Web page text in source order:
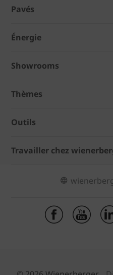
Pavés
Énergie
Showrooms
Thèmes
Outils
Travailler chez